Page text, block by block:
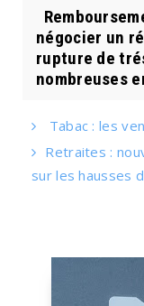
négocier un
rupture de
nombreuses
Tabac : les
Retraites :
sur les hausses